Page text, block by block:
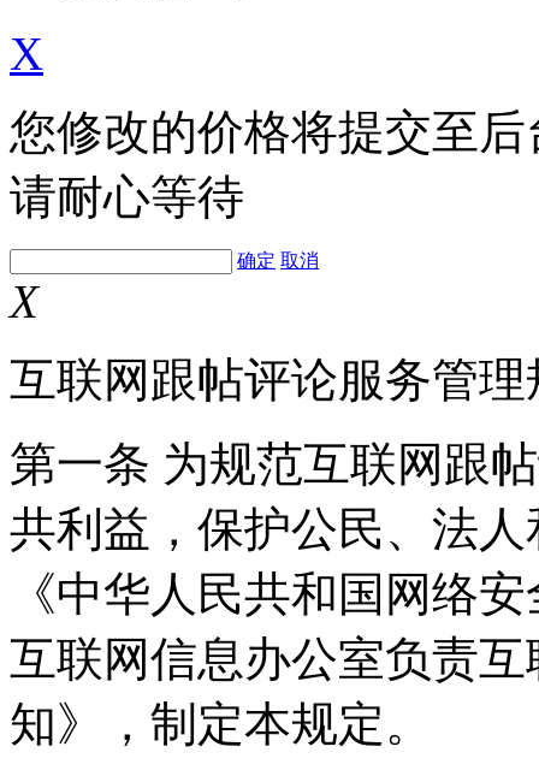
X
您修改的价格将提交至
请耐心等待
确定 取消
X
互联网跟帖评论服务管理
第一条 为规范互联网跟
共利益，保护公民、法
《中华人民共和国网络
互联网信息办公室负责
知》，制定本规定。